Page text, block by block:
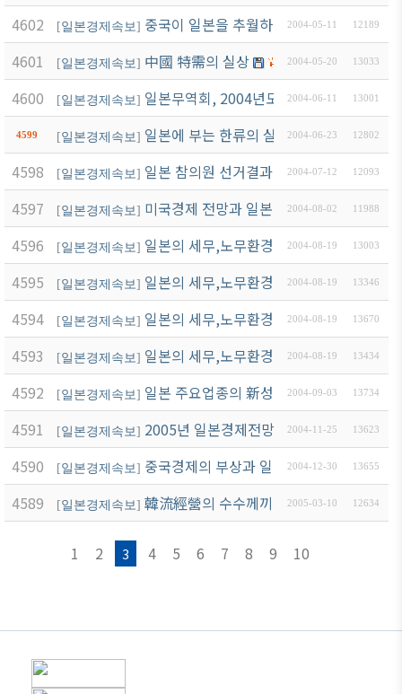
4602 [일본경제속보] 중국이 일본을 추월하는 날2004-05-11 12189
4601 [일본경제속보] 中國 特需의 실상 2004-05-20 13033
4600 [일본경제속보] 일본무역회, 2004년도 일본 무역 수정 전망
2004-06-11 13001
4599 [일본경제속보] 일본에 부는 한류의 실체2004-06-23 12802
4598 [일본경제속보] 일본 참의원 선거결과 2004-07-12 12093
4597 [일본경제속보] 미국경제 전망과 일본경제에 대한 영향
2004-08-02 11988
4596 [일본경제속보] 일본의 세무,노무환경 세미나 자료(세무편)
2004-08-19 13003
4595 [일본경제속보] 일본의 세무,노무환경 세미나 자료(노무편)
2004-08-19 13346
4594 [일본경제속보] 일본의 세무,노무환경 세미나 자료(PWC
2004-08-19 13670
4593 [일본경제속보] 일본의 세무,노무환경 세미나 자료(아웃소
2004-08-19 13434
4592 [일본경제속보] 일본 주요업종의 新성장전략2004-09-03 13734
4591 [일본경제속보] 2005년 일본경제전망 2004-11-25 13623
4590 [일본경제속보] 중국경제의 부상과 일본의 대응
2004-12-30 13655
4589 [일본경제속보] 韓流經營의 수수께끼를 푼다
2005-03-10 12634
1 2 3 4 5 6 7 8 9 10